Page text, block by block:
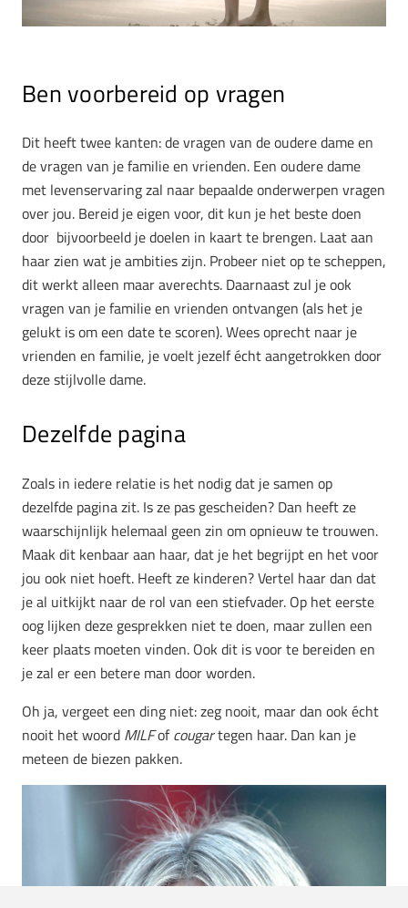
Ben voorbereid op vragen
Dit heeft twee kanten: de vragen van de oudere dame en
de vragen van je familie en vrienden. Een oudere dame
met levenservaring zal naar bepaalde onderwerpen vragen
over jou. Bereid je eigen voor, dit kun je het beste doen
door bijvoorbeeld je doelen in kaart te brengen. Laat aan
haar zien wat je ambities zijn. Probeer niet op te scheppen,
dit werkt alleen maar averechts. Daarnaast zul je ook
vragen van je familie en vrienden ontvangen (als het je
gelukt is om een date te scoren). Wees oprecht naar je
vrienden en familie, je voelt jezelf écht aangetrokken door
deze stijlvolle dame.
Dezelfde pagina
Zoals in iedere relatie is het nodig dat je samen op
dezelfde pagina zit. Is ze pas gescheiden? Dan heeft ze
waarschijnlijk helemaal geen zin om opnieuw te trouwen.
Maak dit kenbaar aan haar, dat je het begrijpt en het voor
jou ook niet hoeft. Heeft ze kinderen? Vertel haar dan dat
je al uitkijkt naar de rol van een stiefvader. Op het eerste
oog lijken deze gesprekken niet te doen, maar zullen een
keer plaats moeten vinden. Ook dit is voor te bereiden en
je zal er een betere man door worden.
Oh ja, vergeet een ding niet: zeg nooit, maar dan ook écht
nooit het woord MILFofcougartegen haar. Dan kan je
meteen de biezen pakken.